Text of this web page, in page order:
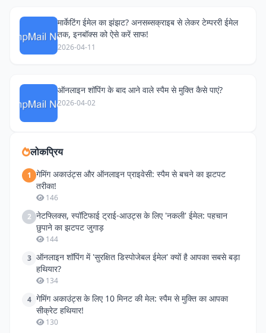
मार्केटिंग ईमेल का झंझट? अनसब्सक्राइब से लेकर टेम्पररी ईमेल
तक, इनबॉक्स को ऐसे करें साफ!
2026-04-11
ऑनलाइन शॉपिंग के बाद आने वाले स्पैम से मुक्ति कैसे पाएं?
2026-04-02
लोकप्रिय
1 गेमिंग अकाउंट्स और ऑनलाइन प्राइवेसी: स्पैम से बचने का झटपट
तरीका!
146
2 नेटफ्लिक्स, स्पॉटिफाई ट्राई-आउट्स के लिए 'नकली' ईमेल: पहचान
छुपाने का झटपट जुगाड़
144
3 ऑनलाइन शॉपिंग में 'सुरक्षित डिस्पोजेबल ईमेल' क्यों है आपका सबसे बड़ा
हथियार?
134
4 गेमिंग अकाउंट्स के लिए 10 मिनट की मेल: स्पैम से मुक्ति का आपका
सीक्रेट हथियार!
130